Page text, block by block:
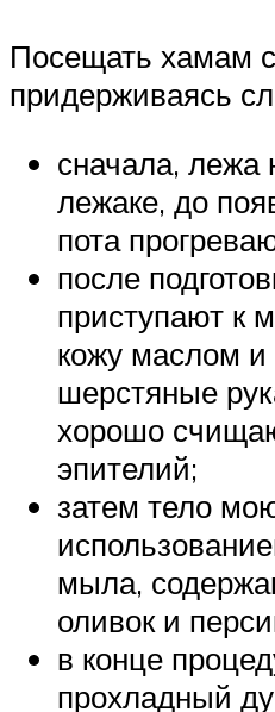
Посещать хамам
придерживаясь
сначала,
лежаке, до
пота
после
приступают к
кожу маслом и
шерстяные
хорошо
эпителий;
затем тело
мыла,
оливок и
в конце
прохладный